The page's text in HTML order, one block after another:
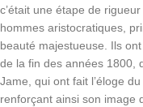
c’était une étape de
hommes aristocratiques,
beauté majestueuse. Ils
de la fin des années 1800,
Jame, qui ont fait l’éloge
renforçant ainsi son image